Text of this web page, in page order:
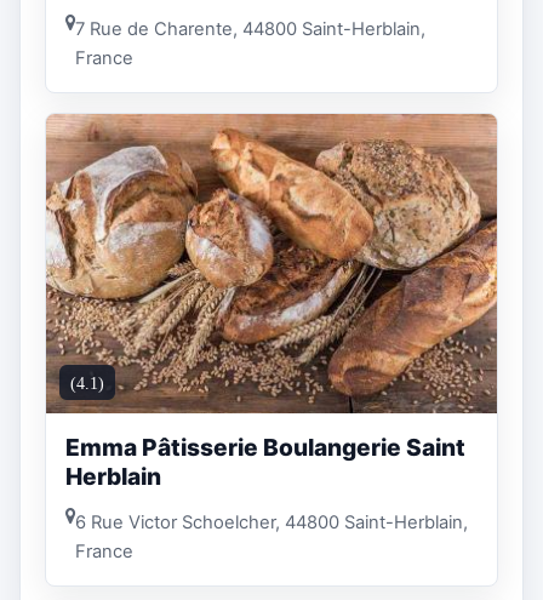
7 Rue de Charente, 44800 Saint-Herblain,
France
(4.1)
Emma Pâtisserie Boulangerie Saint
Herblain
6 Rue Victor Schoelcher, 44800 Saint-Herblain,
France